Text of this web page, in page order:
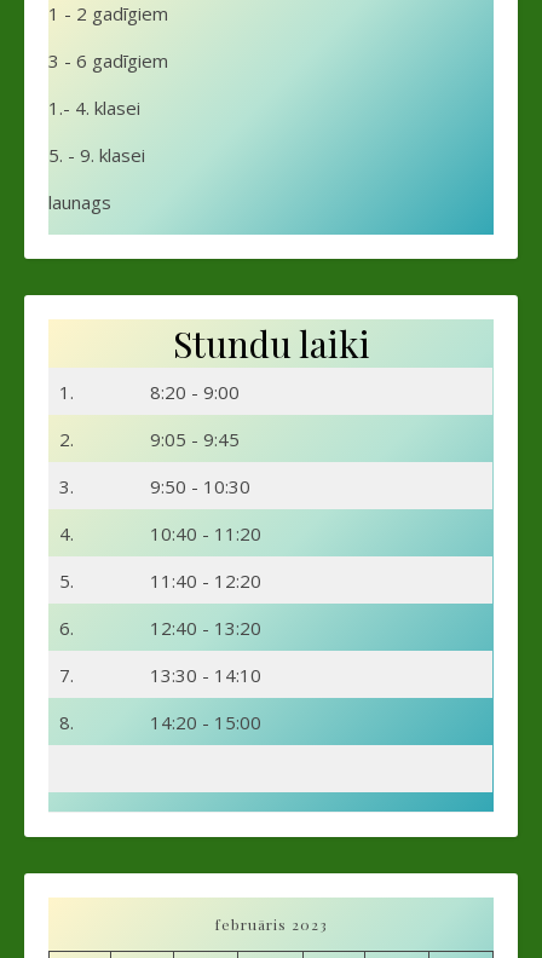
1 - 2 gadīgiem
3 - 6 gadīgiem
1.- 4. klasei
5. - 9. klasei
launags
Stundu laiki
1.
8:20 - 9:00
2.
9:05 - 9:45
3.
9:50 - 10:30
4.
10:40 - 11:20
5.
11:40 - 12:20
6.
12:40 - 13:20
7.
13:30 - 14:10
8.
14:20 - 15:00
februāris 2023